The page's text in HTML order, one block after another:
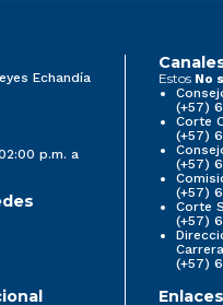
Echandía
p.m. a
Estos No
(+57)
Corte
(+57)
(+57)
(+57)
Corte
(+57)
(+57)